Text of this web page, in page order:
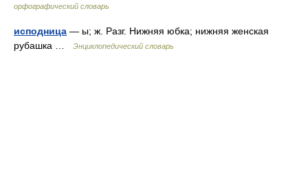
орфографический словарь
исподница — ы; ж. Разг. Нижняя юбка; нижняя женская
рубашка …
Энциклопедический словарь